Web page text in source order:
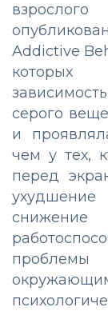
Addictive
которых
серого
и
чем у тех,
перед